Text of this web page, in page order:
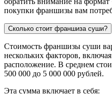
покупки франшизы вам
Сколько стоит франшиза суши?
Стоимость франшизы суши
нескольких факторов,
расположение. В среднем
500 000 до 5 000 000 рублей.
Эта сумма включает в себя: